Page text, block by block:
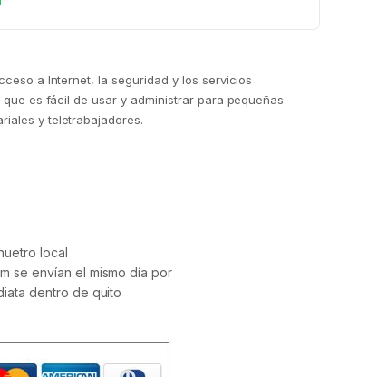
a Internet, la seguridad y los servicios
es fácil de usar y administrar para pequeñas
y teletrabajadores.
local
se envían el mismo día por
dentro de quito